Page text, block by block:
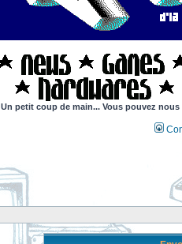
Un petit coup de main... Vous pouvez